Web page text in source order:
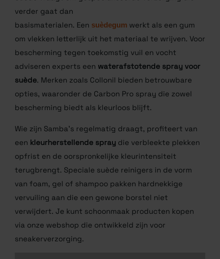
LEER
Suède vraagt om gespecialiseerde verzorging die
verder gaat dan
basismaterialen. Eensuèdegum werkt als een gum
om vlekken letterlijk uit het materiaal te wrijven. Voor
bescherming tegen toekomstig vuil en vocht
adviseren experts een waterafstotende spray voor
opties, waaronder de Carbon Pro spray die zowel
bescherming biedt als kleurloos blijft.
Wie zijn Samba’s regelmatig draagt, profiteert van
een kleurherstellende spraydie verbleekte plekken
opfrist en de oorspronkelijke kleurintensiteit
terugbrengt. Speciale suède reinigers in de vorm
van foam, gel of shampoo pakken hardnekkige
vervuiling aan die een gewone borstel niet